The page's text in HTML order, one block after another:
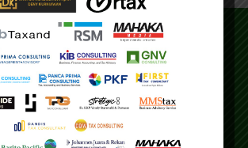
Jl. Condet Pejaten No. 3B
- Pasar Minggu
12510